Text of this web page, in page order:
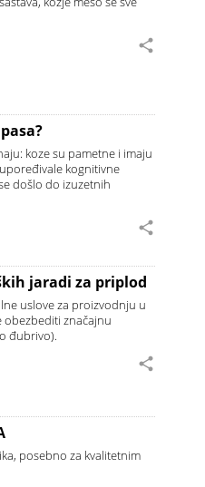
koze su pametne i imaju
kognitivne
došlo do izuzetnih
jaradi za priplod
uslove za proizvodnju u
obezbediti značajnu
đubrivo).
posebno za kvalitetnim